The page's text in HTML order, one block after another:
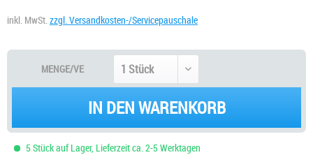
inkl. MwSt. zzgl. Versandkosten-/Servicepauschale
MENGE/VE
IN DEN WARENKORB
5 Stück auf Lager, Lieferzeit ca. 2-5 Werktagen